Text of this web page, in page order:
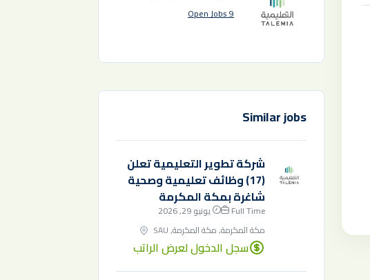
9 Open Jobs
Similar jobs
شركة تطوير التعليمية تعلن
(17) وظائف تعليمية وصحية
شاغرة بمكة المكرمة
Full Time
يونيو 29, 2026
مكة المكرمة, مكة المكرمة, SAU
سجل الدخول لعرض الراتب